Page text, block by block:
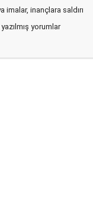
inançlara saldırı
yorumlar